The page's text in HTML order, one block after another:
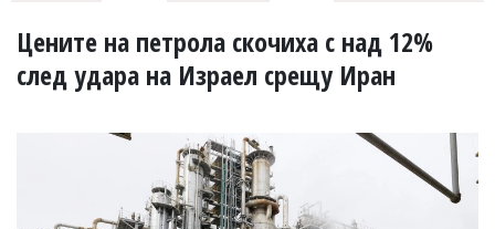
В
УКРАЙНА
Цените на петрола скочиха с над 12%
след удара на Израел срещу Иран